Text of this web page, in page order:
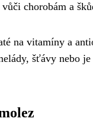
chorobám a
na vitamíny a
šťávy nebo